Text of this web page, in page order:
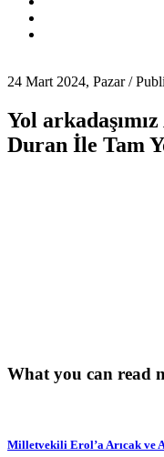
24 Mart 2024, Pazar /
Yol
Duran İle Tam
What you can read
Milletvekili Erol’a Arıcak ve